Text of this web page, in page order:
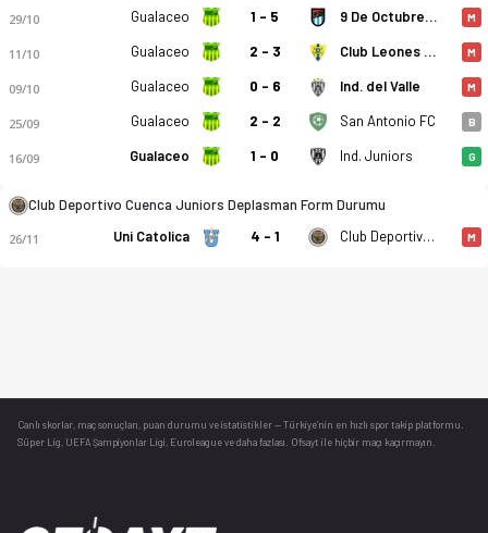
29/10 Gualaceo 1 - 5 9 De Octubre FC M
11/10 Gualaceo 2 - 3 Club Leones Del Norte M
09/10 Gualaceo 0 - 6 Ind. del Valle M
25/09 Gualaceo 2 - 2 San Antonio FC B
16/09 Gualaceo 1 - 0 Ind. Juniors G
Club Deportivo Cuenca Juniors Deplasman Form Durumu
26/11 Uni Catolica 4 - 1 Club Deportivo Cuenca Juniors M
Canlı skorlar , maç sonuçları, puan durumu ve istatistikler — Türkiye’nin en hızlı spor takip platformu.
Süper Lig, UEFA Şampiyonlar Ligi, Euroleague ve daha fazlası. Ofsayt ile hiçbir maçı kaçırmayın.